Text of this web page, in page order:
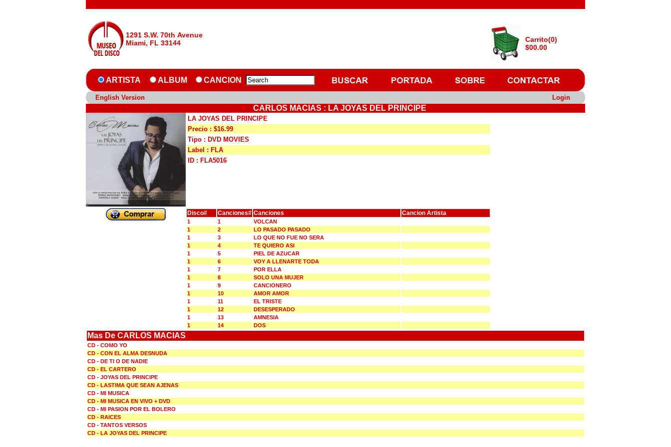
1291 S.W. 70th Avenue
Miami, FL 33144
Carrito(0)
$00.00
ARTISTA ALBUM CANCION
English Version Login
CARLOS MACIAS : LA JOYAS DEL PRINCIPE
LA JOYAS DEL PRINCIPE
Precio : $16.99
Tipo : DVD MOVIES
Label : FLA
ID : FLA5016
Disco# Canciones# Canciones Cancion Artista
1 1
VOLCAN
1
2
LO PASADO PASADO
1
3
LO QUE NO FUE NO SERA
1
4
TE QUIERO ASI
1
5
PIEL DE AZUCAR
1
6
VOY A LLENARTE TODA
1
7
POR ELLA
1
8
SOLO UNA MUJER
1
9
CANCIONERO
1
10
AMOR AMOR
1
11
EL TRISTE
1
12
DESESPERADO
1
13
AMNESIA
1
14 DOS
Mas De CARLOS MACIAS
CD - COMO YO
CD - CON EL ALMA DESNUDA
CD - DE TI O DE NADIE
CD - EL CARTERO
CD - JOYAS DEL PRINCIPE
CD - LASTIMA QUE SEAN AJENAS
CD - MI MUSICA
CD - MI MUSICA EN VIVO + DVD
CD - MI PASION POR EL BOLERO
CD - RAICES
CD - TANTOS VERSOS
CD - LA JOYAS DEL PRINCIPE